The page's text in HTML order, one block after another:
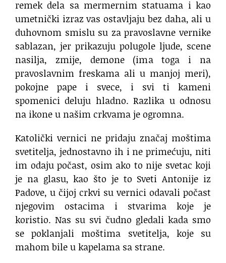
remek dela sa mermernim statuama i kao
umetnički izraz vas ostavljaju bez daha, ali u
duhovnom smislu su za pravoslavne vernike
sablazan, jer prikazuju polugole ljude, scene
nasilja, zmije, demone (ima toga i na
pravoslavnim freskama ali u manjoj meri),
pokojne pape i svece, i svi ti kameni
spomenici deluju hladno. Razlika u odnosu
na ikone u našim crkvama je ogromna.
Katolički vernici ne pridaju značaj moštima
svetitelja, jednostavno ih i ne primećuju, niti
im odaju počast, osim ako to nije svetac koji
je na glasu, kao što je to Sveti Antonije iz
Padove, u čijoj crkvi su vernici odavali počast
njegovim ostacima i stvarima koje je
koristio. Nas su svi čudno gledali kada smo
se poklanjali moštima svetitelja, koje su
mahom bile u kapelama sa strane.